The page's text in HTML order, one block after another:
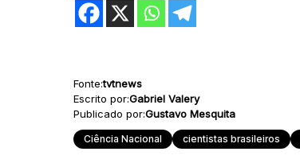
Fonte:tvtnews
Escrito por:Gabriel Valery
Publicado por:Gustavo Mesquita
Ciência Nacional cientistas brasileiros